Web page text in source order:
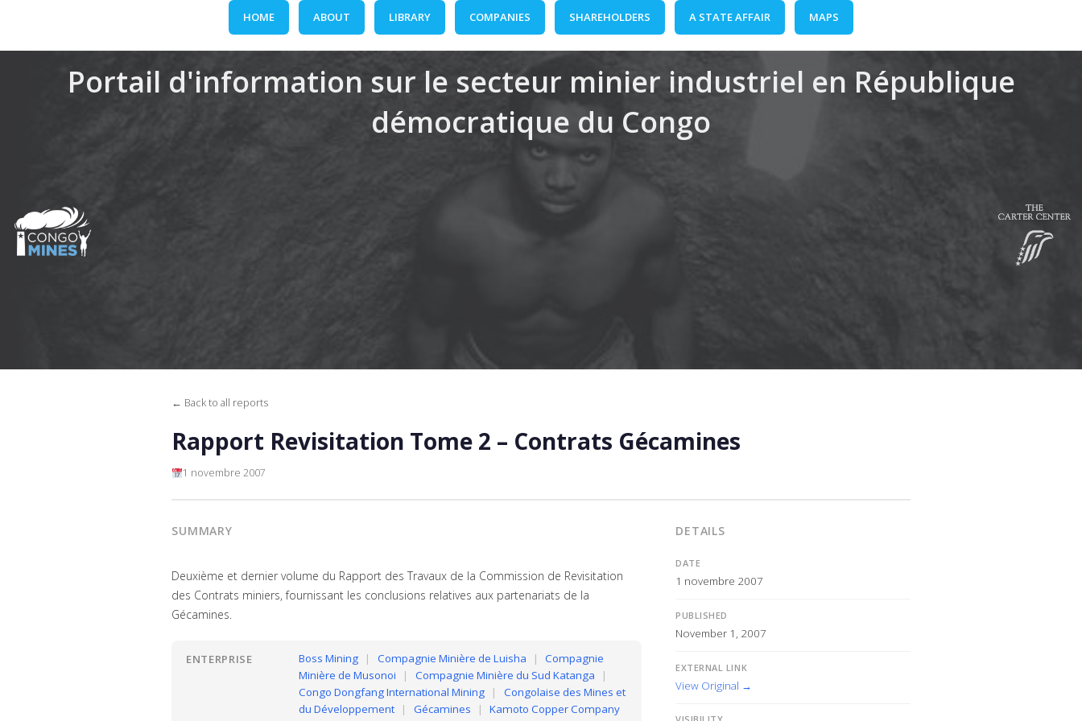
content
HOME ABOUT LIBRARY COMPANIES SHAREHOLDERS A STATE AFFAIR MAPS
Portail d'information sur le secteur minier industriel en République
démocratique du Congo
← Back to all reports
Rapport Revisitation Tome 2 – Contrats Gécamines
1 novembre 2007
SUMMARY
Deuxième et dernier volume du Rapport des Travaux de la Commission de Revisitation
des Contrats miniers, fournissant les conclusions relatives aux partenariats de la
Gécamines.
ENTERPRISE Boss Mining | Compagnie Minière de Luisha |
Compagnie
Minière de Musonoi
| Compagnie Minière du Sud Katanga
|
Congo Dongfang International Mining
|
Congolaise des Mines et
du Développement
| Gécamines |
Kamoto Copper Company
DETAILS
DATE
1 novembre 2007
PUBLISHED
November 1, 2007
EXTERNAL LINK
View Original →